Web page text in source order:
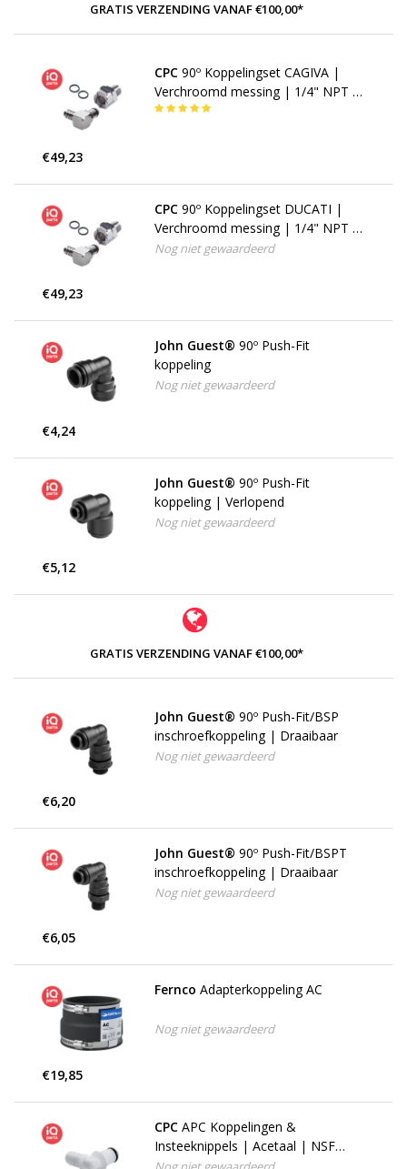
GRATIS VERZENDING VANAF €100,00*
CPC 90º Koppelingset CAGIVA |
Verchroomd messing | 1/4" NPT -
slangpilaar 8 - 10 mm
€49,23
CPC 90º Koppelingset DUCATI |
Verchroomd messing | 1/4" NPT -
slangpilaar 8 - 10 mm
Nog niet gewaardeerd
€49,23
John Guest® 90º Push-Fit
koppeling
Nog niet gewaardeerd
€4,24
John Guest® 90º Push-Fit
koppeling | Verlopend
Nog niet gewaardeerd
€5,12
GRATIS VERZENDING VANAF €100,00*
John Guest® 90º Push-Fit/BSP
inschroefkoppeling | Draaibaar
Nog niet gewaardeerd
€6,20
John Guest® 90º Push-Fit/BSPT
inschroefkoppeling | Draaibaar
Nog niet gewaardeerd
€6,05
Fernco Adapterkoppeling AC
Nog niet gewaardeerd
€19,85
CPC APC Koppelingen &
Insteeknippels | Acetaal | NSF
conform